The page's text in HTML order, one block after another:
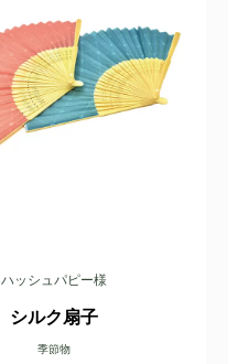
ハッシュパピー様
シルク扇子
季節物